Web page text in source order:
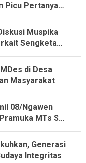
Picu Pertanyaan
Muspika
Sengketa
PT. GNS
di Desa
Masyarakat
08/Ngawen
MTs Se-
Generasi
Integritas